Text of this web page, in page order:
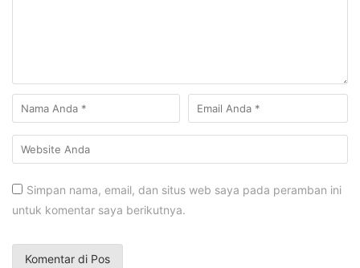
Simpan nama, email, dan situs web saya pada peramban ini
untuk komentar saya berikutnya.